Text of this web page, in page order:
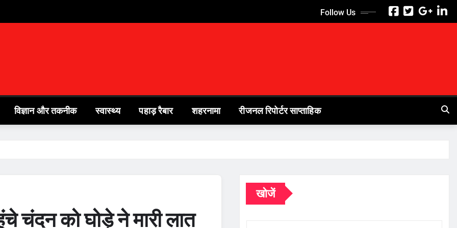
Follow Us
विज्ञान और तकनीक स्वास्थ्य पहाड़ रैबार शहरनामा रीजनल रिपोर्टर साप्ताहिक
चंदन को घोड़े ने मारी लात
खोजें